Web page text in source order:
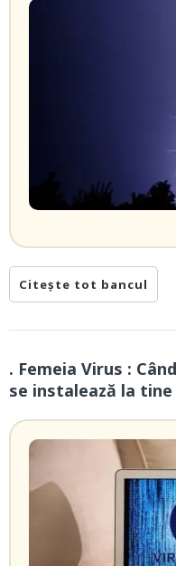
Citește tot bancul
. Femeia Virus :
se instalează la